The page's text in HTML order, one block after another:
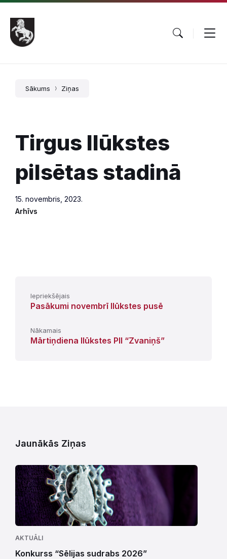
Pāriet
saturu
Skip
main
navigation
Skip
footer
Sākums Ziņas
Tirgus Ilūkstes
pilsētas stadinā
15. novembris, 2023.
Arhīvs
Iepriekšējais
Pasākumi novembrī Ilūkstes pusē
Nākamais
Mārtiņdiena Ilūkstes PII “Zvaniņš”
Jaunākās Ziņas
AKTUĀLI
Konkurss “Sēlijas sudrabs 2026”